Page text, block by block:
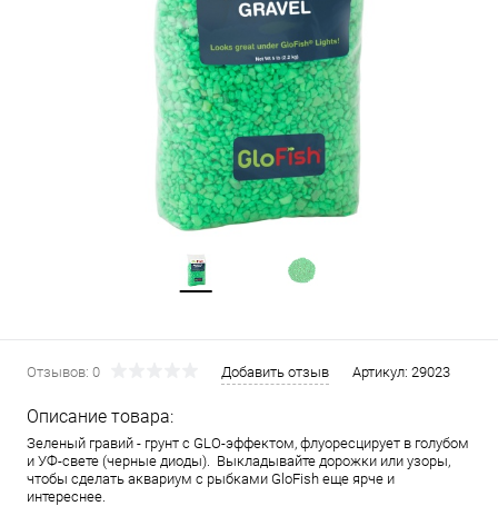
Отзывов: 0 Добавить отзыв Артикул: 29023
Описание товара:
Зеленый гравий - грунт с GLO-эффектом, флуоресцирует в голубом
и УФ-свете (черные диоды). Выкладывайте дорожки или узоры,
чтобы сделать аквариум с рыбками GloFish еще ярче и
интереснее.